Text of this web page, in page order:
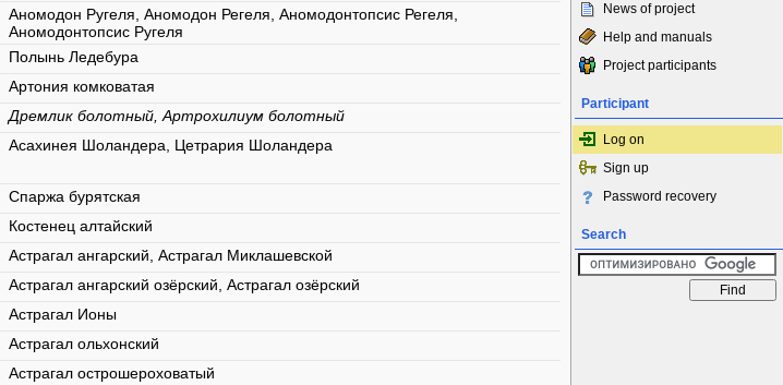
Аномодон Ругеля, Аномодон Регеля, Аномодонтопсис Регеля,
Аномодонтопсис Ругеля
Полынь Ледебура
Артония комковатая
Дремлик болотный, Артрохилиум болотный
Асахинея Шоландера, Цетрария Шоландера
Спаржа бурятская
Костенец алтайский
Астрагал ангарский, Астрагал Миклашевской
Астрагал ангарский озёрский, Астрагал озёрский
Астрагал Ионы
Астрагал ольхонский
Астрагал острошероховатый
News of project
Help and manuals
Project participants
Participant
Log on
Sign up
Password recovery
Search